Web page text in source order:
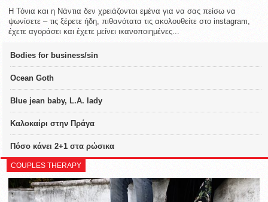
Η Τόνια και η Νάντια δεν χρειάζονται εμένα για να σας πείσω να
ψωνίσετε – τις ξέρετε ήδη, πιθανότατα τις ακολουθείτε στο instagram,
έχετε αγοράσει και έχετε μείνει ικανοποιημένες...
Bodies for business/sin
Ocean Goth
Blue jean baby, L.A. lady
Καλοκαίρι στην Πράγα
Πόσο κάνει 2+1 στα ρώσικα
COUPLES THERAPY